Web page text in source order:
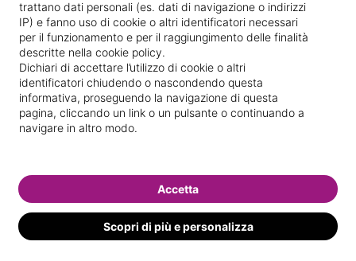
Vedi le informazioni di pacetti
trattano dati personali (es. dati di navigazione o indirizzi
IP) e fanno uso di cookie o altri identificatori necessari
per il funzionamento e per il raggiungimento delle finalità
descritte nella cookie policy.
Dichiari di accettare l’utilizzo di cookie o altri
identificatori chiudendo o nascondendo questa
informativa, proseguendo la navigazione di questa
pagina, cliccando un link o un pulsante o continuando a
navigare in altro modo.
Scopri di più e personalizza
Accetta